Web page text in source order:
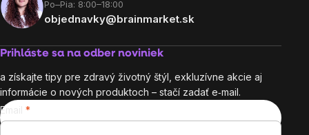
Po–Pia: 8:00–18:00
objednavky@brainmarket.sk
Prihláste sa na odber noviniek
a získajte tipy pre zdravý životný štýl, exkluzívne akcie aj
informácie o nových produktoch – stačí zadať e‑mail.
Email